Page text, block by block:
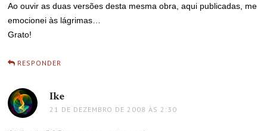
Ao ouvir as duas versões desta mesma obra, aqui publicadas, me
emocionei às lágrimas…
Grato!
RESPONDER
Ike
21 DE DEZEMBRO DE 2008 ÀS 2:30